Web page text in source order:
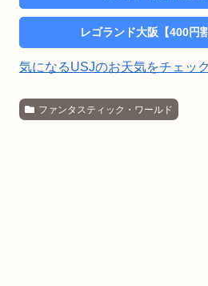
レゴランド大阪【400円
気になるUSJのお天気をチェック
ファンタスティック・ワールド